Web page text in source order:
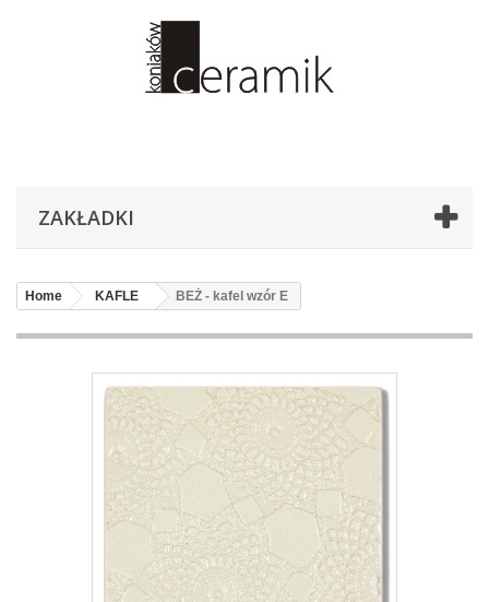
ZAKŁADKI
Home KAFLE BEŻ - kafel wzór E